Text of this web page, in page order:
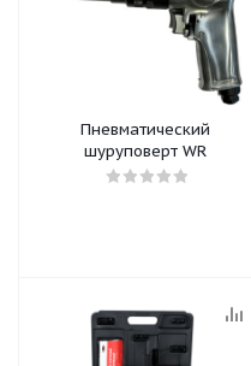
Пневматический
шуруповерт WR